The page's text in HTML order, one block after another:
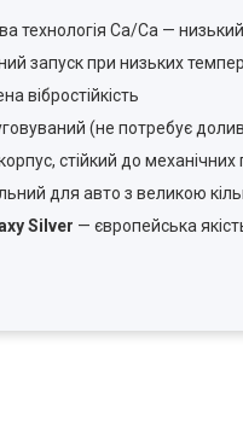
технологія Ca/Ca —
запуск при низьких
вібростійкість
(не потребує
стійкий до
для авто з великою
Silver — європейська